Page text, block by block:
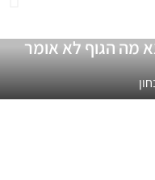
מה הגוף לא אומר